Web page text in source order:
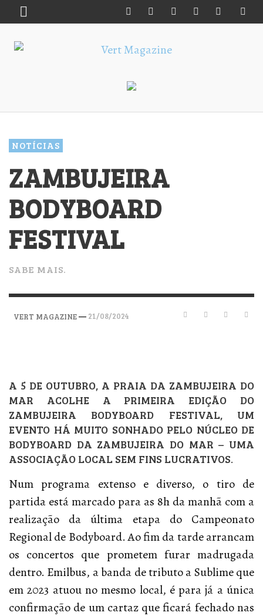
NOTÍCIAS
ZAMBUJEIRA
BODYBOARD
FESTIVAL
SABE MAIS.
VERT MAGAZINE— 21/08/2024
A 5 DE OUTUBRO, A PRAIA DA ZAMBUJEIRA DO
MAR ACOLHE A PRIMEIRA EDIÇÃO DO
ZAMBUJEIRA BODYBOARD FESTIVAL, UM
EVENTO HÁ MUITO SONHADO PELO NÚCLEO DE
BODYBOARD DA ZAMBUJEIRA DO MAR – UMA
ASSOCIAÇÃO LOCAL SEM FINS LUCRATIVOS.
Num programa extenso e diverso, o tiro de
partida está marcado para as 8h da manhã com a
realização da última etapa do Campeonato
Regional de Bodyboard. Ao fim da tarde arrancam
os concertos que prometem furar madrugada
dentro. Emilbus, a banda de tributo a Sublime que
em 2023 atuou no mesmo local, é para já a única
confirmação de um cartaz que ficará fechado nas